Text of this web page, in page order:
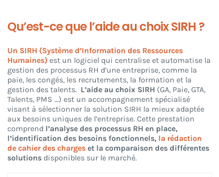
Qu’est-ce que l’aide au choix SIRH ?
Un SIRH (Système d’Information des Ressources
Humaines) est un logiciel qui centralise et automatise la
gestion des processus RH d’une entreprise, comme la
paie, les congés, les recrutements, la formation et la
gestion des talents. L’aide au choix SIRH (GA, Paie, GTA,
Talents, PMS …) est un accompagnement spécialisé
visant à sélectionner la solution SIRH la mieux adaptée
aux besoins uniques de l’entreprise. Cette prestation
comprend l’analyse des processus RH en place,
l’identification des besoins fonctionnels, la rédaction
de cahier des charges et la comparaison des différentes
solutions disponibles sur le marché.